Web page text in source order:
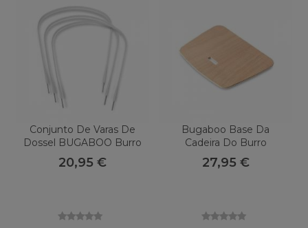
Conjunto De Varas De
Dossel BUGABOO Burro
20,95 €
Bugaboo Base Da
Cadeira Do Burro
27,95 €